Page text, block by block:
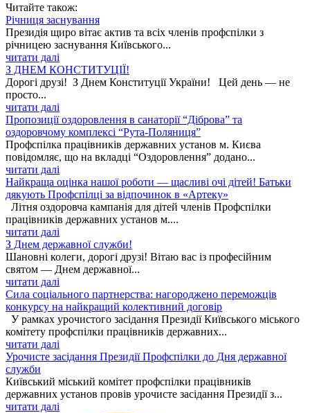
Читайте також:
Річниця заснування
Президія щиро вітає актив та всіх членів профспілки з
річницею заснування Київського...
читати далі
З ДНЕМ КОНСТИТУЦІЇ!
Дорогі друзі! З Днем Конституції України! Цей день — не
просто...
читати далі
Пропозиції оздоровлення в санаторії “Діброва” та
оздоровчому комплексі “Рута-Поляниця”
Профспілка працівників державних установ м. Києва
повідомляє, що на вкладці “Оздоровлення” додано...
читати далі
Найкраща оцінка нашої роботи — щасливі очі дітей! Батьки
дякують Профспілці за відпочинок в «Артеку»
Літня оздоровча кампанія для дітей членів Профспілки
працівників державних установ м....
читати далі
З Днем державної служби!
Шановні колеги, дорогі друзі! Вітаю вас із професійним
святом — Днем державної...
читати далі
Сила соціального партнерства: нагороджено переможців
конкурсу на найкращий колективний договір
У рамках урочистого засідання Президії Київського міського
комітету профспілки працівників державних...
читати далі
Урочисте засідання Президії Профспілки до Дня державної
служби
Київський міський комітет профспілки працівників
державних установ провів урочисте засідання Президії з...
читати далі